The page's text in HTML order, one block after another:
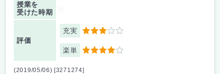
授業を
受けた時期
評価
充実 3
楽単 4
(2019/05/06) [3271274]